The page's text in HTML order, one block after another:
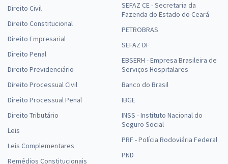
Direito Civil
Direito Constitucional
Direito Empresarial
Direito Penal
Direito Previdenciário
Direito Processual Civil
Direito Processual Penal
Direito Tributário
Leis
Leis Complementares
Remédios Constitucionais
SEFAZ CE - Secretaria da
Fazenda do Estado do Ceará
PETROBRAS
SEFAZ DF
EBSERH - Empresa Brasileira de
Serviços Hospitalares
Banco do Brasil
IBGE
INSS - Instituto Nacional do
Seguro Social
PRF - Polícia Rodoviária Federal
PND